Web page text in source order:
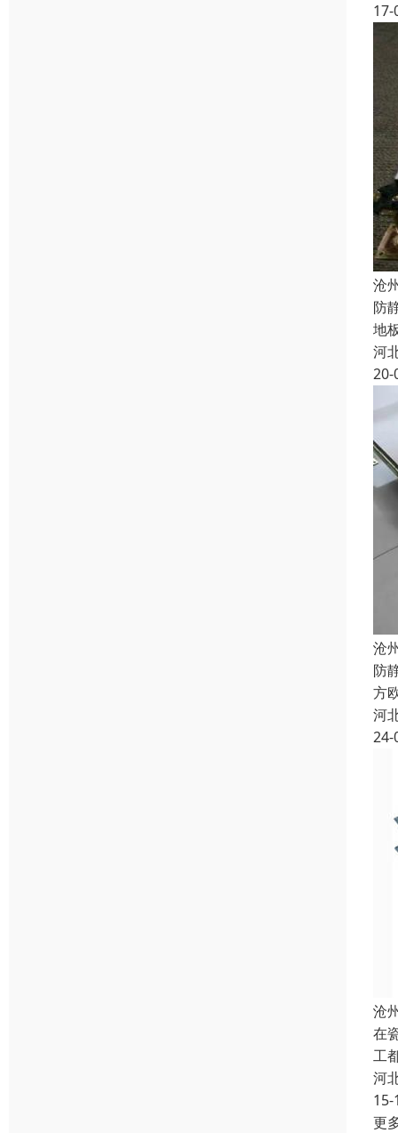
17-
沧
防
地
河
20-
沧
防
方
河
24-
沧
在
工
河
15-
更